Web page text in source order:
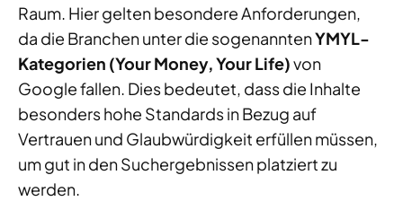
Raum. Hier gelten besondere Anforderungen,
da die Branchen unter die sogenanntenYMYL-
Kategorien (Your Money, Your Life)von
Google fallen. Dies bedeutet, dass die Inhalte
besonders hohe Standards in Bezug auf
Vertrauen und Glaubwürdigkeit erfüllen müssen,
um gut in den Suchergebnissen platziert zu
werden.